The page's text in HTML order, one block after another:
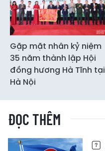
Gặp mặt nhân kỷ niệm
35 năm thành lập Hội
đồng hương Hà Tĩnh tại
Hà Nội
ĐỌC THÊM